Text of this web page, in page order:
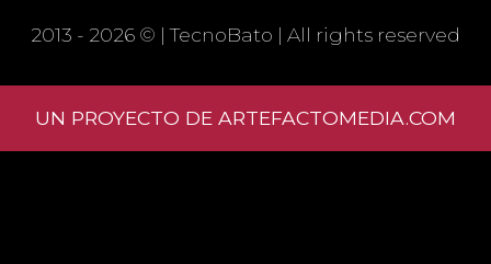
WEBSITE IN THIS BROWSER FOR THE
NEXT TIME I COMMENT.
Learn
2013 - 2026 © |TecnoBato | All rights reserved
UN PROYECTO DE ARTEFACTOMEDIA.COM